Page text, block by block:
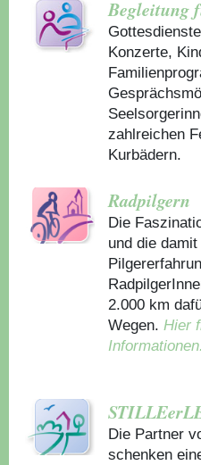
Begleitung
Konzerte,
zahlreichen
Kurbädern.
Radpilgern
Die
und die
2.000 km
Wegen.Hier
Informationen.
Die Partner
schenken